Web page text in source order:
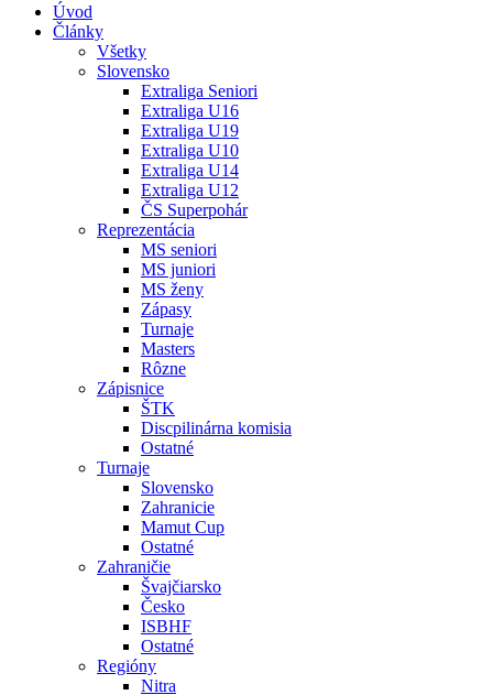
Úvod
Články
Všetky
Slovensko
Extraliga Seniori
Extraliga U16
Extraliga U19
Extraliga U10
Extraliga U14
Extraliga U12
ČS Superpohár
Reprezentácia
MS seniori
MS juniori
MS ženy
Zápasy
Turnaje
Masters
Rôzne
Zápisnice
ŠTK
Discpilinárna komisia
Ostatné
Turnaje
Slovensko
Zahranicie
Mamut Cup
Ostatné
Zahraničie
Švajčiarsko
Česko
ISBHF
Ostatné
Regióny
Nitra